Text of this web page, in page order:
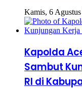
Kamis, 6
Kapolda
Sambut
RI di